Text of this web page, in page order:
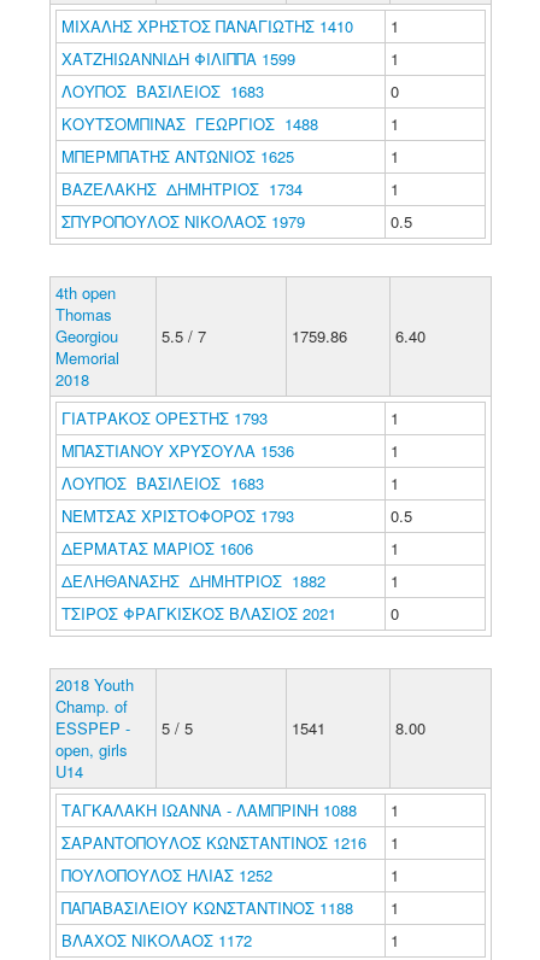
ΜΙΧΑΛΗΣ ΧΡΗΣΤΟΣ ΠΑΝΑΓΙΩΤΗΣ 1410
1
ΧΑΤΖΗΙΩΑΝΝΙΔΗ ΦΙΛΙΠΠΑ 1599
1
ΛΟΥΠΟΣ ΒΑΣΙΛΕΙΟΣ 1683
0
ΚΟΥΤΣΟΜΠΙΝΑΣ ΓΕΩΡΓΙΟΣ 1488
1
ΜΠΕΡΜΠΑΤΗΣ ΑΝΤΩΝΙΟΣ 1625
1
ΒΑΖΕΛΑΚΗΣ ΔΗΜΗΤΡΙΟΣ 1734
1
ΣΠΥΡΟΠΟΥΛΟΣ ΝΙΚΟΛΑΟΣ 1979
0.5
4th open
Thomas
Georgiou
Memorial
2018
5.5 / 7 1759.86 6.40
ΓΙΑΤΡΑΚΟΣ ΟΡΕΣΤΗΣ 1793
1
ΜΠΑΣΤΙΑΝΟΥ ΧΡΥΣΟΥΛΑ 1536
1
ΛΟΥΠΟΣ ΒΑΣΙΛΕΙΟΣ 1683
1
ΝΕΜΤΣΑΣ ΧΡΙΣΤΟΦΟΡΟΣ 1793
0.5
ΔΕΡΜΑΤΑΣ ΜΑΡΙΟΣ 1606
1
ΔΕΛΗΘΑΝΑΣΗΣ ΔΗΜΗΤΡΙΟΣ 1882
1
ΤΣΙΡΟΣ ΦΡΑΓΚΙΣΚΟΣ ΒΛΑΣΙΟΣ 2021
0
2018 Youth
Champ. of
ESSPEP -
open, girls
U14
5 / 5 1541 8.00
ΤΑΓΚΑΛΑΚΗ ΙΩΑΝΝΑ - ΛΑΜΠΡΙΝΗ 1088
1
ΣΑΡΑΝΤΟΠΟΥΛΟΣ ΚΩΝΣΤΑΝΤΙΝΟΣ 1216
1
ΠΟΥΛΟΠΟΥΛΟΣ ΗΛΙΑΣ 1252
1
ΠΑΠΑΒΑΣΙΛΕΙΟΥ ΚΩΝΣΤΑΝΤΙΝΟΣ 1188
1
ΒΛΑΧΟΣ ΝΙΚΟΛΑΟΣ 1172
1